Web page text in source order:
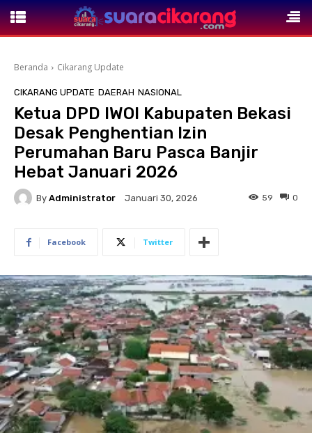
Beranda Cikarang Update
CIKARANG UPDATE DAERAH NASIONAL
Ketua DPD IWOI Kabupaten Bekasi
Desak Penghentian Izin
Perumahan Baru Pasca Banjir
Hebat Januari 2026
By Administrator Januari 30, 2026 0
59
Facebook Twitter